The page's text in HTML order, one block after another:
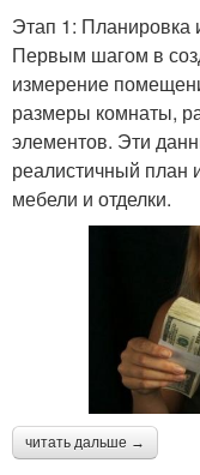
Этап 1: Планировка
Первым шагом в
измерение
размеры комнаты,
элементов. Эти
реалистичный план
мебели и отделки.
читать дальше →